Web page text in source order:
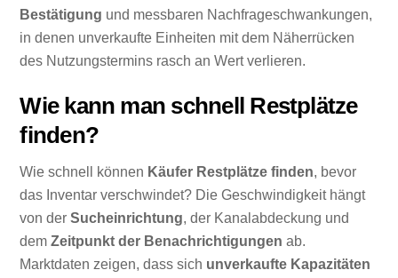
Bestätigung und messbaren Nachfrageschwankungen,
in denen unverkaufte Einheiten mit dem Näherrücken
des Nutzungstermins rasch an Wert verlieren.
Wie kann man schnell Restplätze
finden?
Wie schnell können Käufer Restplätze finden, bevor
das Inventar verschwindet? Die Geschwindigkeit hängt
von derSucheinrichtung, der Kanalabdeckung und
demZeitpunkt der Benachrichtigungen ab.
Marktdaten zeigen, dass sich unverkaufte Kapazitäten